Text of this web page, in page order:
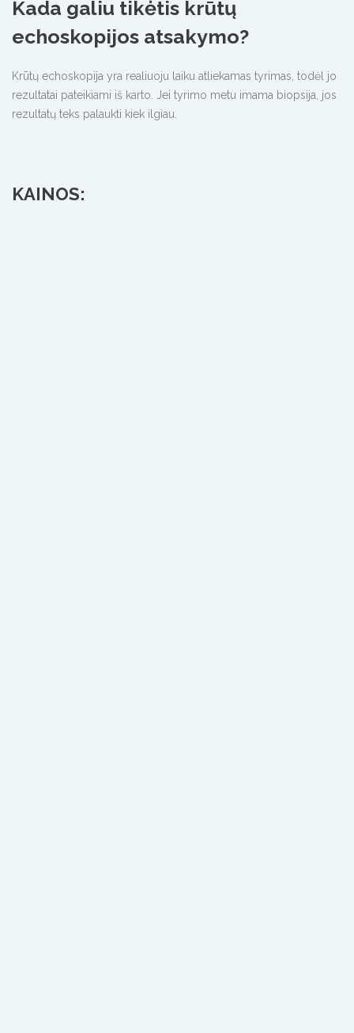
Kada galiu tikėtis krūtų
echoskopijos atsakymo?
Krūtų echoskopija yra realiuoju laiku atliekamas tyrimas, todėl jo
rezultatai pateikiami iš karto. Jei tyrimo metu imama biopsija, jos
rezultatų teks palaukti kiek ilgiau.
KAINOS: